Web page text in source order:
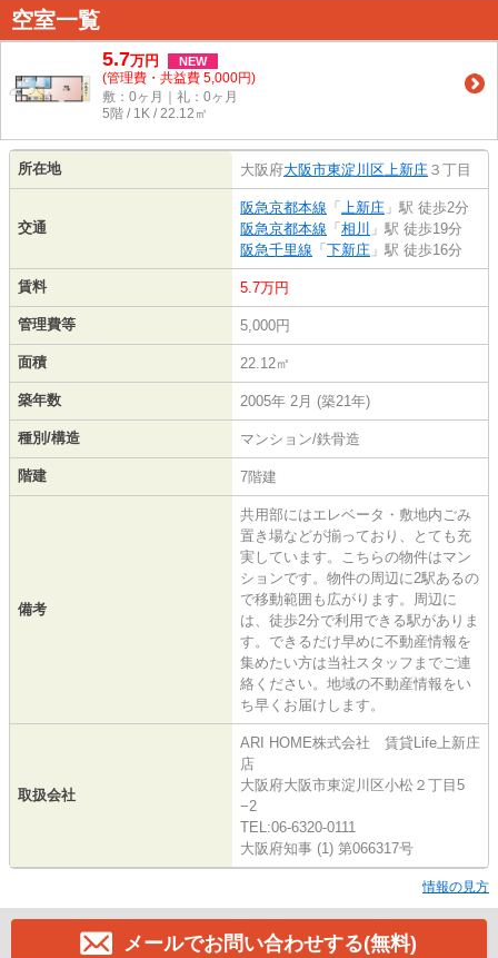
空室一覧
5.7万円 NEW
(管理費・共益費 5,000円)
敷：0ヶ月｜礼：0ヶ月
5階 / 1K / 22.12㎡
所在地 大阪府大阪市東淀川区上新庄 ３丁目
交通
阪急京都本線 「 上新庄 」駅 徒歩2分
阪急京都本線 「 相川 」駅 徒歩19分
阪急千里線 「 下新庄 」駅 徒歩16分
賃料 5.7万円
管理費等 5,000円
面積 22.12㎡
築年数 2005年 2月 (築21年)
種別/構造 マンション/鉄骨造
階建 7階建
備考
共用部にはエレベータ・敷地内ごみ
置き場などが揃っており、とても充
実しています。こちらの物件はマン
ションです。物件の周辺に2駅あるの
で移動範囲も広がります。周辺に
は、徒歩2分で利用できる駅がありま
す。できるだけ早めに不動産情報を
集めたい方は当社スタッフまでご連
絡ください。地域の不動産情報をい
ち早くお届けします。
取扱会社
ARI HOME株式会社 賃貸Life上新庄
店
大阪府大阪市東淀川区小松２丁目5
−2
TEL:06-6320-0111
大阪府知事 (1) 第066317号
情報の見方
メールでお問い合わせする(無料)